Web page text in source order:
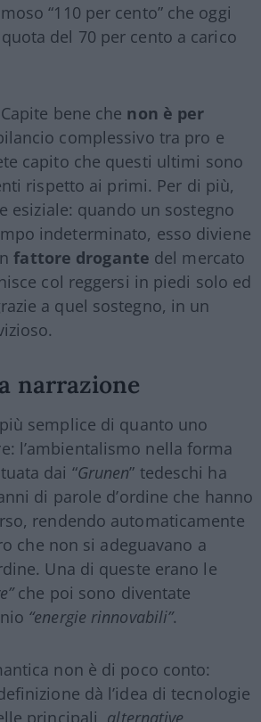
“110 per cento” che oggi
del 70 per cento a carico
bene che non è per
complessivo tra pro e
capito che questi ultimi sono
rispetto ai primi. Per di più,
esiziale: quando un sostegno
indeterminato, esso diviene
fattore drogante del mercato
col reggersi in piedi solo ed
a quel sostegno, in un
narrazione
semplice di quanto uno
l’ambientalismo nella forma
dai “Grunen” tedeschi ha
di parole d’ordine che hanno
rendendo automaticamente
che non si adeguavano a
Una di queste erano le
che poi sono diventate
“energie rinnovabili”.
non è di poco conto:
dà l’idea di tecnologie
principali, alternative